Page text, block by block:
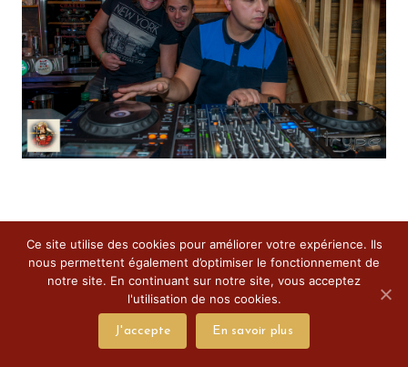
Ce site utilise des cookies pour améliorer votre expérience. Ils
nous permettent également d’optimiser le fonctionnement de
notre site. En continuant sur notre site, vous acceptez
l'utilisation de nos cookies.
J'accepte En savoir plus